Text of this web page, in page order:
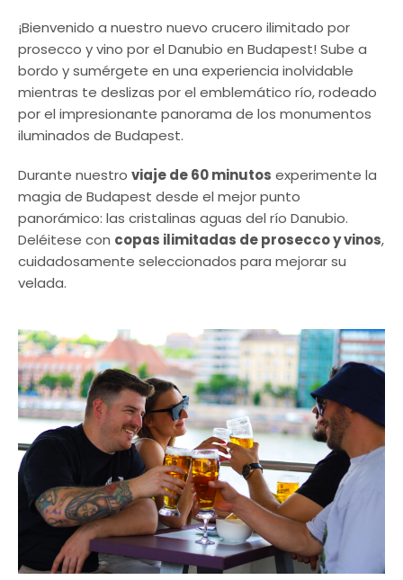
¡Bienvenido a nuestro nuevo crucero ilimitado por
prosecco y vino por el Danubio en Budapest! Sube a
bordo y sumérgete en una experiencia inolvidable
mientras te deslizas por el emblemático río, rodeado
por el impresionante panorama de los monumentos
iluminados de Budapest.
Durante nuestro viaje de 60 minutos experimente la
magia de Budapest desde el mejor punto
panorámico: las cristalinas aguas del río Danubio.
Deléitese con copas ilimitadas de prosecco y vinos,
cuidadosamente seleccionados para mejorar su
velada.